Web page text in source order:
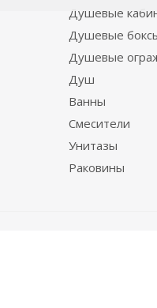
Душевые
Душевые
Душевые
Душ
Ванны
Смесители
Унитазы
Раковины